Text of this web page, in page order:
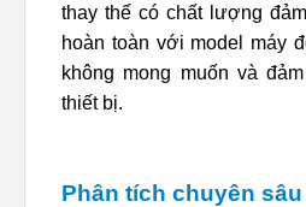
thay thế có chất lượng
hoàn toàn với model máy
không mong muốn và
thiết bị.
Phân tích chuyên